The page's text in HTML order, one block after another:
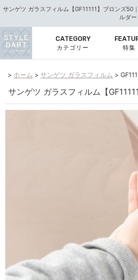
サンゲツ ガラスフィルム【GF11111】ブロンズ50
ルダー
CATEGORY
カテゴリー 特集
ホーム サンゲツ ガラスフィルム
サンゲツ ガラスフィルム【